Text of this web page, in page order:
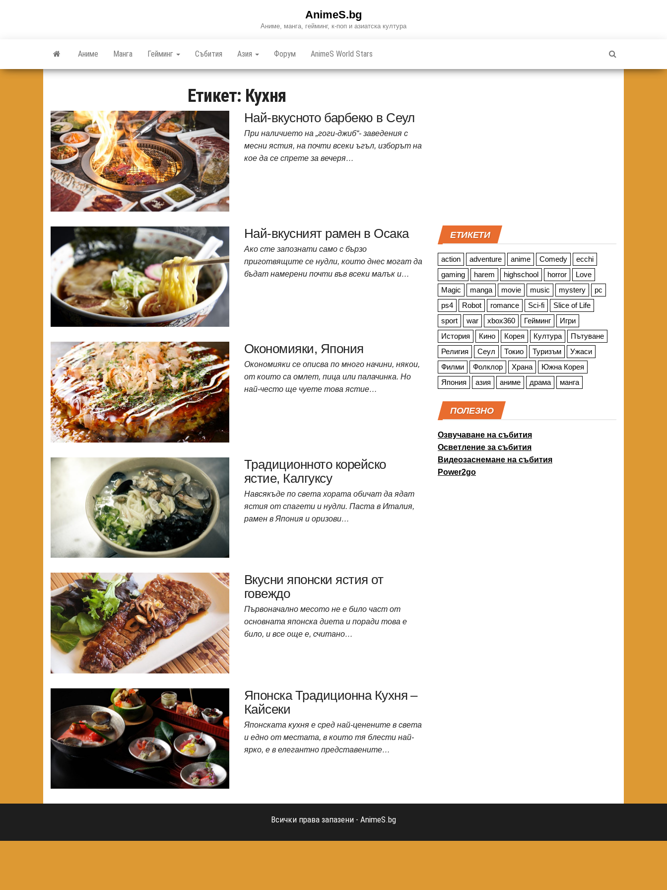
AnimeS.bg
Аниме, манга, гейминг, к-поп и азиатска култура
Аниме Манга Гейминг Събития Азия Форум AnimeS World Stars
Етикет: Кухня
Най-вкусното барбекю в Сеул
При наличието на „гоги-джиб“- заведения с
месни ястия, на почти всеки ъгъл, изборът на
кое да се спрете за вечеря…
Най-вкусният рамен в Осака
Ако сте запознати само с бързо
приготвящите се нудли, които днес могат да
бъдат намерени почти във всеки малък и…
Окономияки, Япония
Окономияки се описва по много начини, някои,
от които са омлет, пица или палачинка. Но
най-често ще чуете това ястие…
Традиционното корейско
ястие, Калгуксу
Навсякъде по света хората обичат да ядат
ястия от спагети и нудли. Паста в Италия,
рамен в Япония и оризови…
Вкусни японски ястия от
говеждо
Първоначално месото не е било част от
основната японска диета и поради това е
било, и все още е, считано…
Японска Традиционна Кухня –
Кайсеки
Японската кухня е сред най-ценените в света
и едно от местата, в които тя блести най-
ярко, е в елегантно представените…
ЕТИКЕТИ
action adventure anime Comedy
ecchi
gaming
harem highschool horror
Love
Magic
manga movie music mystery
pc
ps4
Robot romance Sci-fi
Slice of Life
sport
war xbox360 Гейминг
Игри
История
Кино Корея Култура
Пътуване
Религия
Сеул Токио Туризъм
Ужаси
Филми
Фолклор Храна
Южна Корея
Япония
азия аниме драма манга
ПОЛЕЗНО
Озвучаване на събития
Осветление за събития
Видеозаснемане на събития
Power2go
Всички права запазени - AnimeS.bg